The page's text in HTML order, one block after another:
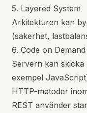
5. Layered System
Arkitekturen kan
(säkerhet,
6. Code on
Servern kan
exempel
HTTP-metoder
REST använder